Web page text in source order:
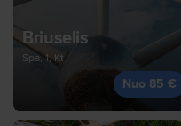
Briuselis
Spa, 1, Kt
Nuo 85 €